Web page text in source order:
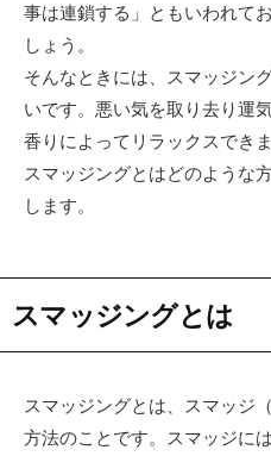
事は連鎖する」ともいわれて
しょう。
そんなときには、スマッジン
いです。悪い気を取り去り運
香りによってリラックスできま
スマッジングとはどのような
します。
スマッジングとは
スマッジングとは、スマッジ
方法のことです。スマッジに